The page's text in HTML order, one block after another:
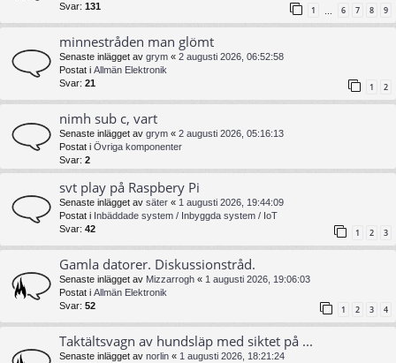
Svar: 131 1 6 7 8 9
minnestråden man glömt
Senaste inlägget av grym « 2 augusti 2026, 06:52:58
Postat i Allmän Elektronik
Svar: 21 1 2
nimh sub c, vart
Senaste inlägget av grym « 2 augusti 2026, 05:16:13
Postat i Övriga komponenter
Svar: 2
svt play på Raspbery Pi
Senaste inlägget av säter « 1 augusti 2026, 19:44:09
Postat i Inbäddade system / Inbyggda system / IoT
Svar: 42 1 2 3
Gamla datorer. Diskussionstråd.
Senaste inlägget av Mizzarrogh « 1 augusti 2026, 19:06:03
Postat i Allmän Elektronik
Svar: 52 1 2 3 4
Taktältsvagn av hundsläp med siktet på ...
Senaste inlägget av norlin « 1 augusti 2026, 18:21:24